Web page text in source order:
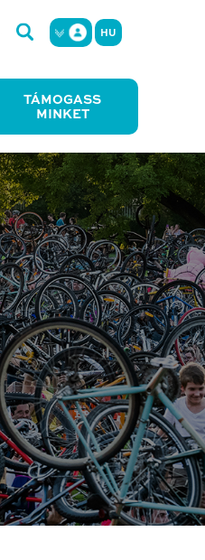
HU
TÁMOGASS
MINKET